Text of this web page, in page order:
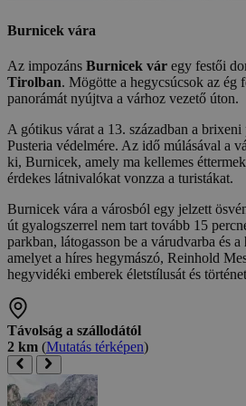
Burnicek vára
Az impozáns Burnicek vár egy festői
Tirolban. Mögötte a hegycsúcsok az ég
panorámát nyújtva a várhoz vezető úton.
A gótikus várat a 13. században a
Pusteria védelmére. Az idő múlásával a
ki, Burnicek, amely ma kellemes
érdekes látnivalókat vonzza a turistákat.
Burnicek vára a városból egy jelzett
út gyalogszerrel nem tart tovább 15
parkban, látogasson be a várudvarba és a
amelyet a híres hegymászó, Reinhold
hegyvidéki emberek életstílusát és
Távolság a szállodától
2 km (Mutatás térképen)